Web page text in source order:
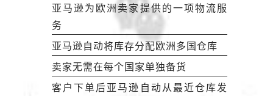
亚马逊为欧洲卖家提供的一项物流服
务
亚马逊自动将库存分配欧洲多国仓库
卖家无需在每个国家单独备货
客户下单后亚马逊自动从最近仓库发